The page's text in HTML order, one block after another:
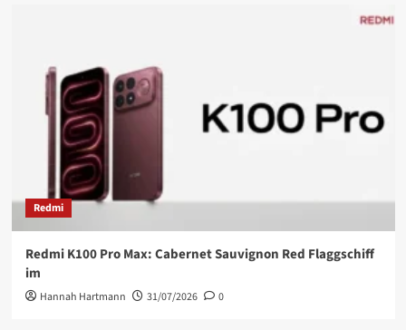
Redmi
Redmi K100 Pro Max: Cabernet Sauvignon Red Flaggschiff
im
Hannah Hartmann 31/07/2026 0